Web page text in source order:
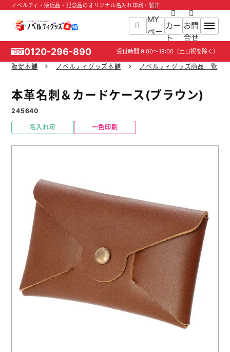
ノベルティ・販促品・記念品のオリジナル名入れ印刷・製作
MY
ペー
ジ
カー
ト
お問
合せ
0120-296-890 受付時間 9:00～18:00（土日祝を除く）
商品一覧
ご利用ガイド
スタッフ紹介
お役立ち情報
よくあるご質問
名入れ印刷方法
お問い合わせ
販促本舗 ノベルティグッズ本舗 ノベルティグッズ商品一覧
本革名刺＆カードケース(ブラウン)
245640
名入れ可 一色印刷